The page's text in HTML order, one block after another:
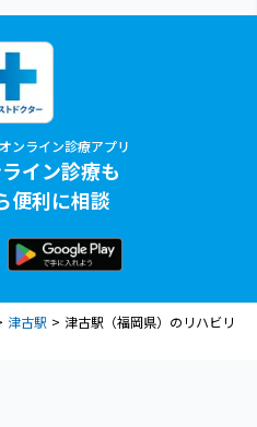
ンライン診療アプリ
イン診療も
便利に相談
津古駅
津古駅（福岡県）のリハビリ